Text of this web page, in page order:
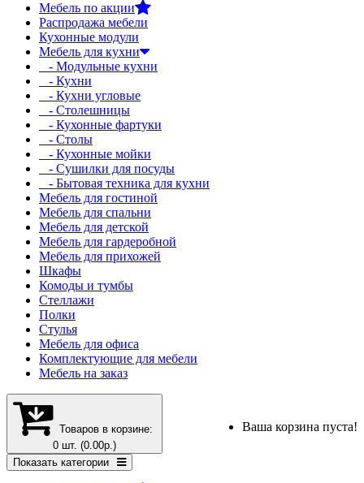
Мебель по акции
Распродажа мебели
Кухонные модули
Мебель для кухни
- Модульные кухни
- Кухни
- Кухни угловые
- Столешницы
- Кухонные фартуки
- Столы
- Кухонные мойки
- Сушилки для посуды
- Бытовая техника для кухни
Мебель для гостиной
Мебель для спальни
Мебель для детской
Мебель для гардеробной
Мебель для прихожей
Шкафы
Комоды и тумбы
Стеллажи
Полки
Стулья
Мебель для офиса
Комплектующие для мебели
Мебель на заказ
Товаров в корзине:
0 шт. (0.00р.)
Ваша корзина пуста!
Показать категории